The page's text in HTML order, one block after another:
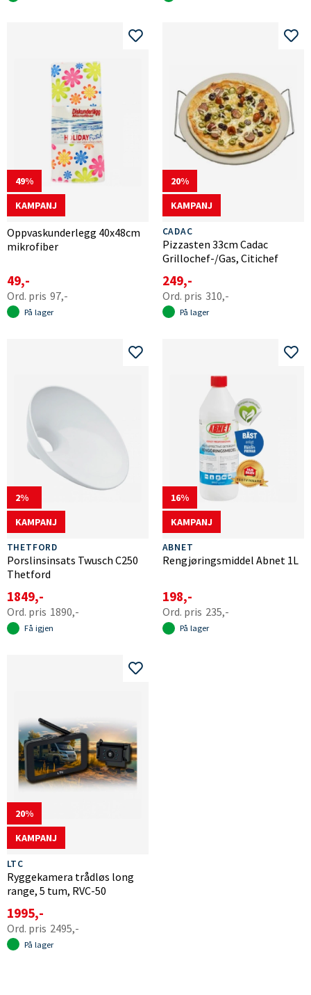
49
KAMPANJ
Oppvaskunderlegg 40x48cm
mikrofiber
49,-
97,-
På lager
20
KAMPANJ
CADAC
Pizzasten 33cm Cadac
Grillochef-/Gas, Citichef
249,-
310,-
På lager
2
KAMPANJ
THETFORD
Porslinsinsats Twusch C250
Thetford
1849,-
1890,-
Få igjen
16
KAMPANJ
ABNET
Rengjøringsmiddel Abnet 1L
198,-
235,-
På lager
20
KAMPANJ
LTC
Ryggekamera trådløs long
range, 5 tum, RVC-50
1995,-
2495,-
På lager